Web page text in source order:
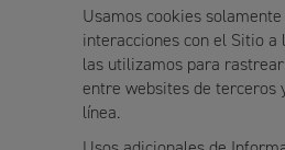
Usamos cookies
interacciones con el Sitio a
las utilizamos para
entre websites de terceros
línea.